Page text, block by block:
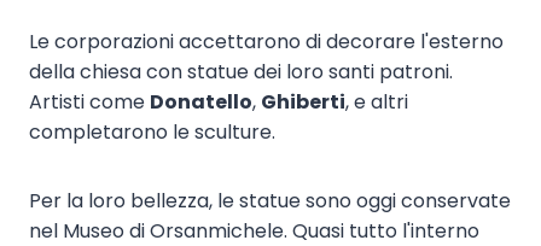
Le corporazioni accettarono di decorare l'esterno
della chiesa con statue dei loro santi patroni.
Artisti come Donatello, Ghiberti, e altri
completarono le sculture.
Per la loro bellezza, le statue sono oggi conservate
nel Museo di Orsanmichele. Quasi tutto l'interno